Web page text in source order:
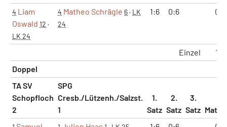
4 Liam
Oswald 12 ·
LK 24
4 Matheo Schrägle 6· LK
24
1:6 0:6 0:1
Einzel
1:3
Doppel
TA SV
Schopfloch
2
SPG
Cresb./Lützenh./Salzst.
1
1.
Satz
2.
Satz
3.
Satz